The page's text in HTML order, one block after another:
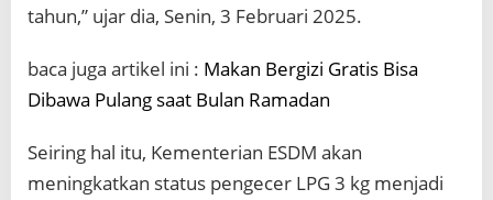
tahun,” ujar dia, Senin, 3 Februari 2025.
baca juga artikel ini : Makan Bergizi Gratis Bisa
Dibawa Pulang saat Bulan Ramadan
Seiring hal itu, Kementerian ESDM akan
meningkatkan status pengecer LPG 3 kg menjadi